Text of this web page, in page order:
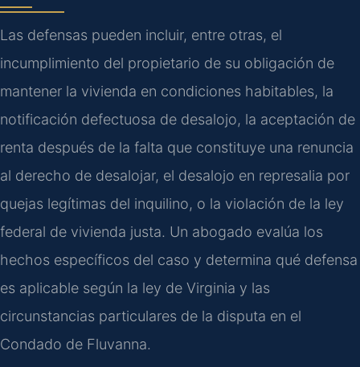
Las defensas pueden incluir, entre otras, el
incumplimiento del propietario de su obligación de
mantener la vivienda en condiciones habitables, la
notificación defectuosa de desalojo, la aceptación de
renta después de la falta que constituye una renuncia
al derecho de desalojar, el desalojo en represalia por
quejas legítimas del inquilino, o la violación de la ley
federal de vivienda justa. Un abogado evalúa los
hechos específicos del caso y determina qué defensa
es aplicable según la ley de Virginia y las
circunstancias particulares de la disputa en el
Condado de Fluvanna.